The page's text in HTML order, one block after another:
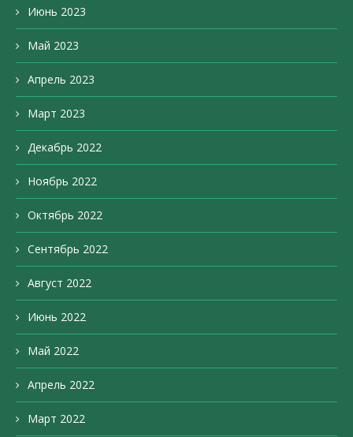
Июнь 2023
Май 2023
Апрель 2023
Март 2023
Декабрь 2022
Ноябрь 2022
Октябрь 2022
Сентябрь 2022
Август 2022
Июнь 2022
Май 2022
Апрель 2022
Март 2022